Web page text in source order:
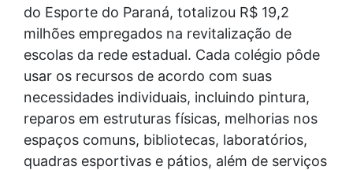
do Esporte do Paraná, totalizou R$ 19,2
milhões empregados na revitalização de
escolas da rede estadual. Cada colégio pôde
usar os recursos de acordo com suas
necessidades individuais, incluindo pintura,
reparos em estruturas físicas, melhorias nos
espaços comuns, bibliotecas, laboratórios,
quadras esportivas e pátios, além de serviços